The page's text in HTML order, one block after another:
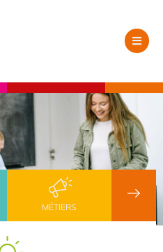
MÉTIERS